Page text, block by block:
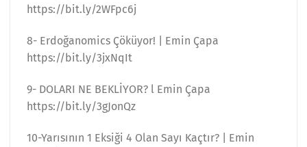
https://bit.ly/2WFpc6j
8- Erdoğanomics Çöküyor! | Emin Çapa
https://bit.ly/3jxNqIt
9- DOLARI NE BEKLİYOR? l Emin Çapa
https://bit.ly/3gJonQz
10-Yarısının 1 Eksiği 4 Olan Sayı Kaçtır? | Emin